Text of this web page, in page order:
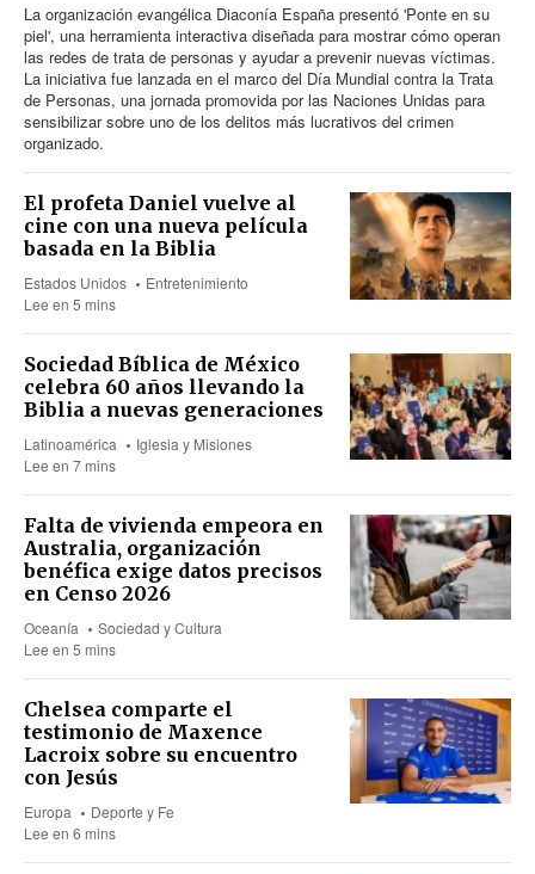
La organización evangélica Diaconía España presentó 'Ponte en su
piel', una herramienta interactiva diseñada para mostrar cómo operan
las redes de trata de personas y ayudar a prevenir nuevas víctimas.
La iniciativa fue lanzada en el marco del Día Mundial contra la Trata
de Personas, una jornada promovida por las Naciones Unidas para
sensibilizar sobre uno de los delitos más lucrativos del crimen
organizado.
El profeta Daniel vuelve al
cine con una nueva película
basada en la Biblia
Estados Unidos
Entretenimiento
Lee en 5 mins
Sociedad Bíblica de México
celebra 60 años llevando la
Biblia a nuevas generaciones
Latinoamérica
Iglesia y Misiones
Lee en 7 mins
Falta de vivienda empeora en
Australia, organización
benéfica exige datos precisos
en Censo 2026
Oceanía
Sociedad y Cultura
Lee en 5 mins
Chelsea comparte el
testimonio de Maxence
Lacroix sobre su encuentro
con Jesús
Europa
Deporte y Fe
Lee en 6 mins